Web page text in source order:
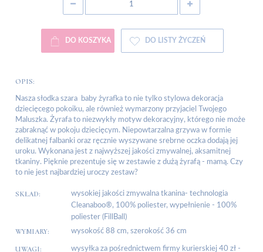
DO KOSZYKA DO LISTY ŻYCZEŃ
OPIS:
Nasza słodka szara baby żyrafka to nie tylko stylowa dekoracja
dziecięcego pokoiku, ale również wymarzony przyjaciel Twojego
Maluszka. Żyrafa to niezwykły motyw dekoracyjny, którego nie może
zabraknąć w pokoju dziecięcym. Niepowtarzalna grzywa w formie
delikatnej falbanki oraz ręcznie wyszywane srebrne oczka dodają jej
uroku. Wykonana jest z najwyższej jakości zmywalnej, aksamitnej
tkaniny. Pięknie prezentuje się w zestawie z dużą żyrafą - mamą. Czy
to nie jest najbardziej uroczy zestaw?
SKŁAD:
wysokiej jakości zmywalna tkanina- technologia
Cleanaboo®, 100% poliester, wypełnienie - 100%
poliester (FillBall)
WYMIARY: wysokość 88 cm, szerokość 36 cm
UWAGI:
wysyłka za pośrednictwem firmy kurierskiej 40 zł -